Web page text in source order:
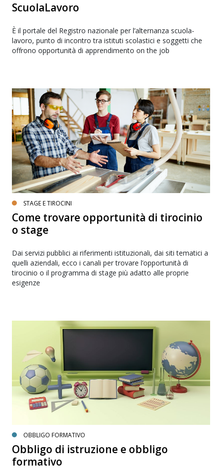
ScuolaLavoro
È il portale del Registro nazionale per l’alternanza scuola-
lavoro, punto di incontro tra istituti scolastici e soggetti che
offrono opportunità di apprendimento on the job
STAGE E TIROCINI
Come trovare opportunità di tirocinio
o stage
Dai servizi pubblici ai riferimenti istituzionali, dai siti tematici a
quelli aziendali, ecco i canali per trovare l’opportunità di
tirocinio o il programma di stage più adatto alle proprie
esigenze
OBBLIGO FORMATIVO
Obbligo di istruzione e obbligo
formativo